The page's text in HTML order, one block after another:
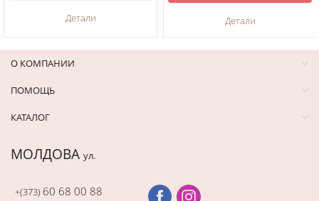
Детали Детали
О КОМПАНИИ
ПОМОЩЬ
КАТАЛОГ
МОЛДОВА ул.
+(373) 60 68 00 88